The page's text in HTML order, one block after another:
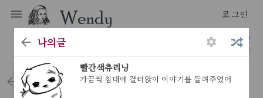
로그인
Lv.30
letters
나의글
빨간색츄리닝
가끔씩 침대에 걸터앉아 이야기를 들려주었어